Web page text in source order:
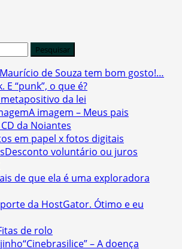
de Souza tem bom gosto!…
E “punk”, o que é?
da lei
A imagem – Meus pais
da Noiantes
em papel x fotos digitais
Desconto voluntário ou juros
de que ela é uma exploradora
da HostGator. Ótimo e eu
de rolo
“Cinebrasilice” – A doença